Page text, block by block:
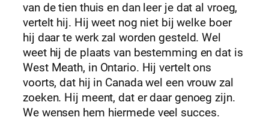
van de tien thuis en dan leer je dat al vroeg,
vertelt hij. Hij weet nog niet bij welke boer
hij daar te werk zal worden gesteld. Wel
weet hij de plaats van bestemming en dat is
West Meath, in Ontario. Hij vertelt ons
voorts, dat hij in Canada wel een vrouw zal
zoeken. Hij meent, dat er daar genoeg zijn.
We wensen hem hiermede veel succes.